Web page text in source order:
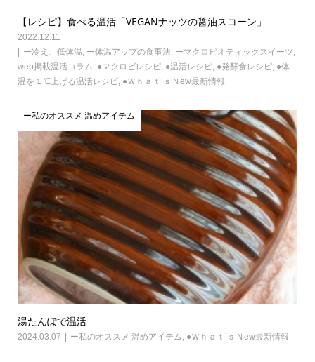
【レシピ】食べる温活「VEGANナッツの醤油スコーン」
2022.12.11
ー冷え、低体温, ー体温アップの食事法, ーマクロビオティックスイーツ,
web掲載温活コラム, ●マクロビレシピ, ●温活レシピ, ●発酵食レシピ, ●体
温を１℃上げる温活レシピ, ●Ｗｈａｔ’ｓＮew最新情報
ー私のオススメ 温めアイテム
湯たんぽで温活
2024.03.07 ー私のオススメ 温めアイテム, ●Ｗｈａｔ’ｓＮew最新情報